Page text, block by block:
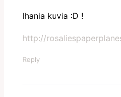
Ihania kuvia :D !
http://
Reply